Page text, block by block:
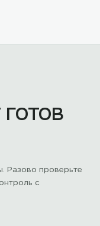
Разово проверьте
с